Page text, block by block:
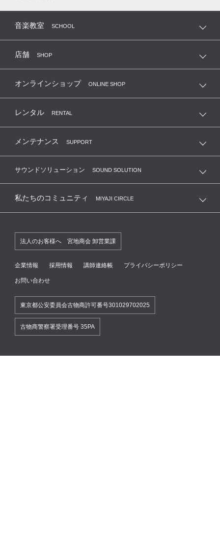
音楽教室 SCHOOL
店舗 SHOP
オンラインショップ ONLINE SHOP
レンタル RENTAL
メンテナンス SUPPORT
サウンドソリューション SOUND SOLUTION
私たちのコミュニティ MIYAJI CIRCLE
法人のお客様へ 宮地商会 卸営業課
企業情報 採用情報 講師連絡帳 プライバシーポリシー
お問い合わせ
東京都公安委員会古物商許可番号301029702025
古物商警察署受理番号 35PA